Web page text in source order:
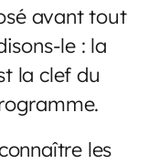
avant tout
le : la
la clef du
les